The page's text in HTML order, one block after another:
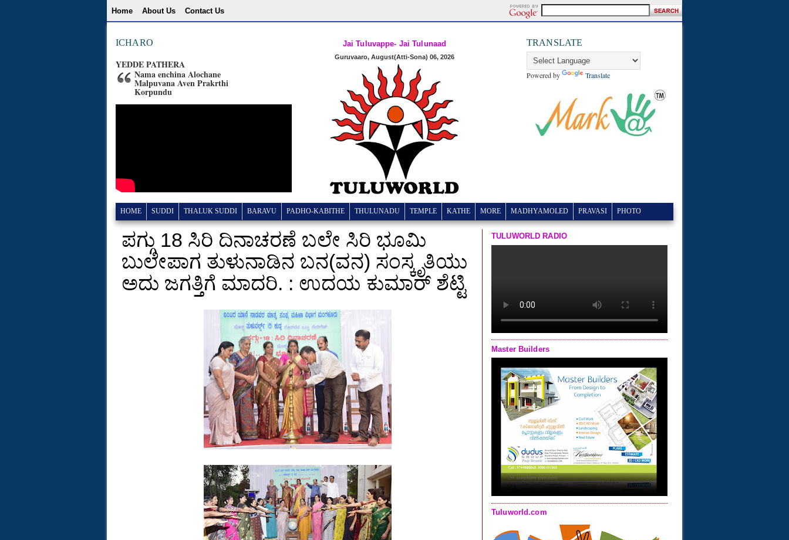
Home About Us Contact Us
Jai Tuluvappe- Jai Tulunaad
Guruvaaro, August(Atti-Sona) 06, 2026
ICHARO
YEDDE PATHERA
Nama enchina Alochane
Malpuvana Aven Prakrthi
Korpundu
TRANSLATE
Powered by Translate
HOME SUDDI THALUK SUDDI BARAVU PADHO-KABITHE THULUNADU TEMPLE KATHE MORE MADHYAMOLED PRAVASI PHOTO
ಪಗ್ಗು 18 ಸಿರಿ ದಿನಾಚರಣೆ ಬಲೇ ಸಿರಿ ಭೂಮಿ
ಬುಲೇಪಾಗ ತುಳುನಾಡಿನ ಬನ(ವನ) ಸಂಸ್ಕೃತಿಯು
ಅದು ಜಗತ್ತಿಗೆ ಮಾದರಿ. : ಉದಯ ಕುಮಾರ್ ಶೆಟ್ಟಿ
TULUWORLD RADIO
Master Builders
Tuluworld.com